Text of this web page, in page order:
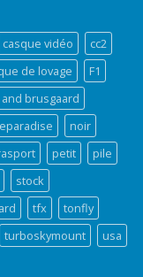
casque vidéo
cc2
de lovage
F1
brusgaard
noir
petit
pile
stock
tfx
tonfly
turboskymount
usa